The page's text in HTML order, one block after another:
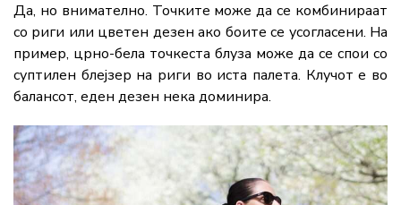
Да, но внимателно. Точките може да се комбинираат
со риги или цветен дезен ако боите се усогласени. На
пример, црно-бела точкеста блуза може да се спои со
суптилен блејзер на риги во иста палета. Клучот е во
балансот, еден дезен нека доминира.